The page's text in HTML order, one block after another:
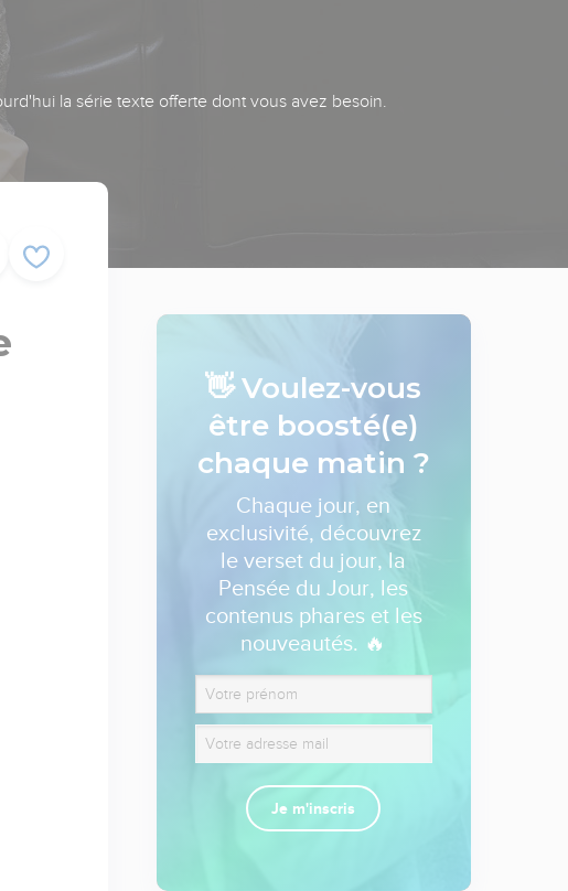
la série texte offerte dont vous avez besoin.
👋 Voulez-vous
être boosté(e)
chaque matin ?
Chaque jour, en
exclusivité, découvrez
le verset du jour, la
Pensée du Jour, les
contenus phares et les
nouveautés. 🔥
Je m'inscris